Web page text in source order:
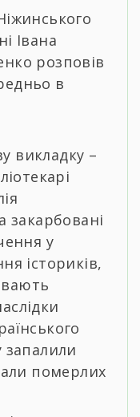
Івана
розповів
в
викладку –
закарбовані
у
істориків,
запалили
померлих